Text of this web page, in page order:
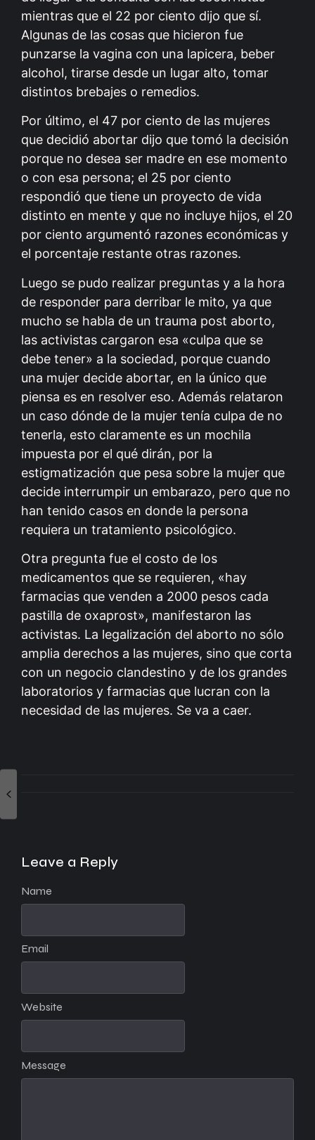
mientras que el 22 por ciento dijo que sí.
Algunas de las cosas que hicieron fue
punzarse la vagina con una lapicera, beber
alcohol, tirarse desde un lugar alto, tomar
distintos brebajes o remedios.
Por último, el 47 por ciento de las mujeres
que decidió abortar dijo que tomó la decisión
porque no desea ser madre en ese momento
o con esa persona; el 25 por ciento
respondió que tiene un proyecto de vida
distinto en mente y que no incluye hijos, el 20
por ciento argumentó razones económicas y
el porcentaje restante otras razones.
Luego se pudo realizar preguntas y a la hora
de responder para derribar le mito, ya que
mucho se habla de un trauma post aborto,
las activistas cargaron esa «culpa que se
debe tener» a la sociedad, porque cuando
una mujer decide abortar, en la único que
piensa es en resolver eso. Además relataron
un caso dónde de la mujer tenía culpa de no
tenerla, esto claramente es un mochila
impuesta por el qué dirán, por la
estigmatización que pesa sobre la mujer que
decide interrumpir un embarazo, pero que no
han tenido casos en donde la persona
requiera un tratamiento psicológico.
Otra pregunta fue el costo de los
medicamentos que se requieren, «hay
farmacias que venden a 2000 pesos cada
pastilla de oxaprost», manifestaron las
activistas. La legalización del aborto no sólo
amplia derechos a las mujeres, sino que corta
con un negocio clandestino y de los grandes
laboratorios y farmacias que lucran con la
necesidad de las mujeres. Se va a caer.
Leave a Reply
Message
Name
Email
Website